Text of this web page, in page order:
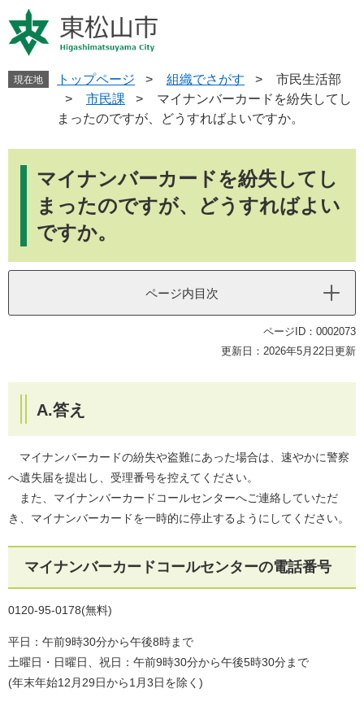
ー
ジ
ニ
ュ
現在地 トップページ > 組織でさがす >
市民生活部
>
市民課 >
マイナンバーカードを紛失してし
まったのですが、どうすればよいですか。
マイナンバーカードを紛失してし
まったのですが、どうすればよい
ですか。
ページ内目次
ページID：0002073
更新日：2026年5月22日更新
A.答え
マイナンバーカードの紛失や盗難にあった場合は、速やかに警察
へ遺失届を提出し、受理番号を控えてください。
また、マイナンバーカードコールセンターへご連絡していただ
き、マイナンバーカードを一時的に停止するようにしてください。
マイナンバーカードコールセンターの電話番号
0120-95-0178(無料)
平日：午前9時30分から午後8時まで
土曜日・日曜日、祝日：午前9時30分から午後5時30分まで
(年末年始12月29日から1月3日を除く)